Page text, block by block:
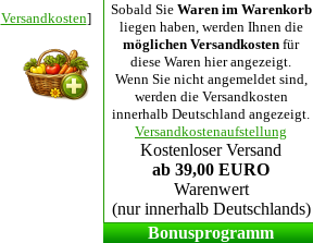
Versandkosten]
Sobald Sie Waren im Warenkorb
liegen haben, werden Ihnen die
möglichen Versandkosten für
diese Waren hier angezeigt.
Wenn Sie nicht angemeldet sind,
werden die Versandkosten
innerhalb Deutschland angezeigt.
Versandkostenaufstellung
Kostenloser Versand
ab 39,00 EURO
Warenwert
(nur innerhalb Deutschlands)
Bonusprogramm